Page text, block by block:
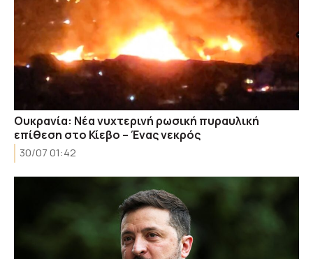
Ουκρανία: Νέα νυχτερινή ρωσική πυραυλική
επίθεση στο Κίεβο – Ένας νεκρός
30/07 01:42